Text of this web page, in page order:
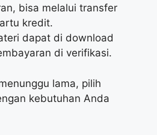
bisa melalui transfer
kredit.
dapat di download
di verifikasi.
lama, pilih
kebutuhan Anda